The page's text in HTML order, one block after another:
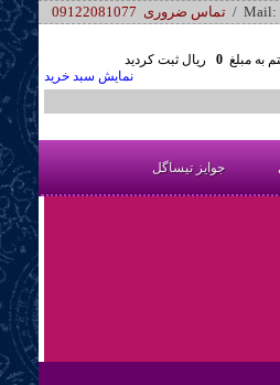
تماس ضروری 09122081077 / Mail:
به مبلغ0 ریال ثبت کردید
نمایش سبد خرید
جوایز تیساگل